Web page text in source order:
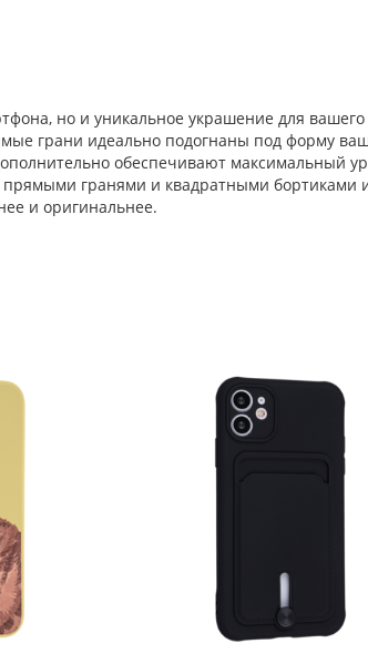
но и уникальное украшение для
грани идеально подогнаны под форму
обеспечивают максимальный
гранями и квадратными бортиками
и оригинальнее.